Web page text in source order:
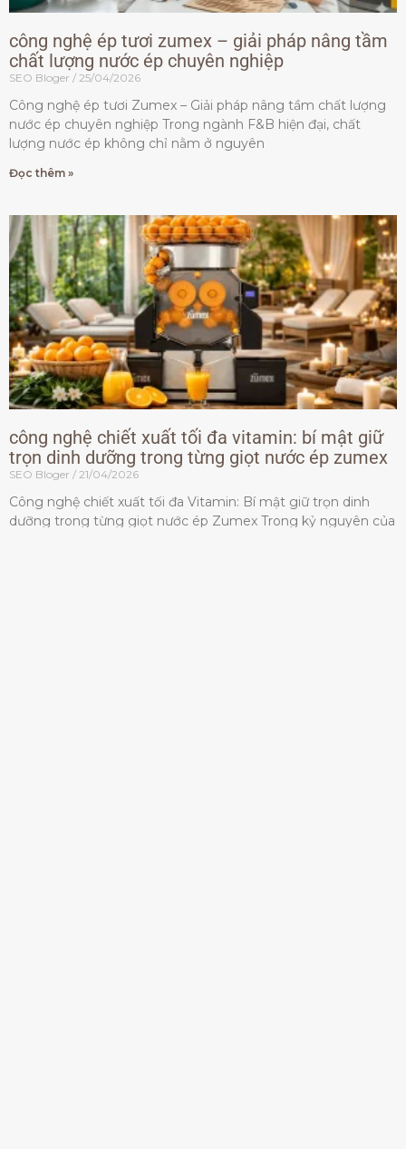
công nghệ ép tươi zumex – giải pháp nâng tầm
chất lượng nước ép chuyên nghiệp
SEO Bloger 25/04/2026
Công nghệ ép tươi Zumex – Giải pháp nâng tầm chất lượng
nước ép chuyên nghiệp Trong ngành F&B hiện đại, chất
lượng nước ép không chỉ nằm ở nguyên
Đọc thêm »
công nghệ chiết xuất tối đa vitamin: bí mật giữ
trọn dinh dưỡng trong từng giọt nước ép zumex
SEO Bloger 21/04/2026
Công nghệ chiết xuất tối đa Vitamin: Bí mật giữ trọn dinh
dưỡng trong từng giọt nước ép Zumex Trong kỷ nguyên của